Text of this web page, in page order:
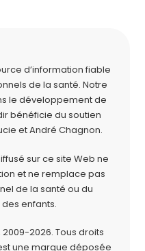
d’information fiable
de la santé. Notre
le développement de
bénéficie du soutien
et André Chagnon.
sur ce site Web ne
et ne remplace pas
de la santé ou du
enfants.
2026. Tous droits
une marque déposée